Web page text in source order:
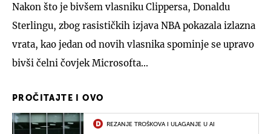
Nakon što je bivšem vlasniku Clippersa, Donaldu
Sterlingu, zbog rasističkih izjava NBA pokazala izlazna
vrata, kao jedan od novih vlasnika spominje se upravo
bivši čelni čovjek Microsofta...
PROČITAJTE I OVO
REZANJE TROŠKOVA I ULAGANJE U AI